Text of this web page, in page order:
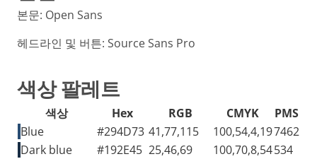
본문: Open Sans
헤드라인 및 버튼: Source Sans Pro
색상 팔레트
색상 Hex RGB CMYK
PMS
Blue
#294D73 41,77,115 100,54,4,197462
Dark blue
#192E45 25,46,69 100,70,8,54534